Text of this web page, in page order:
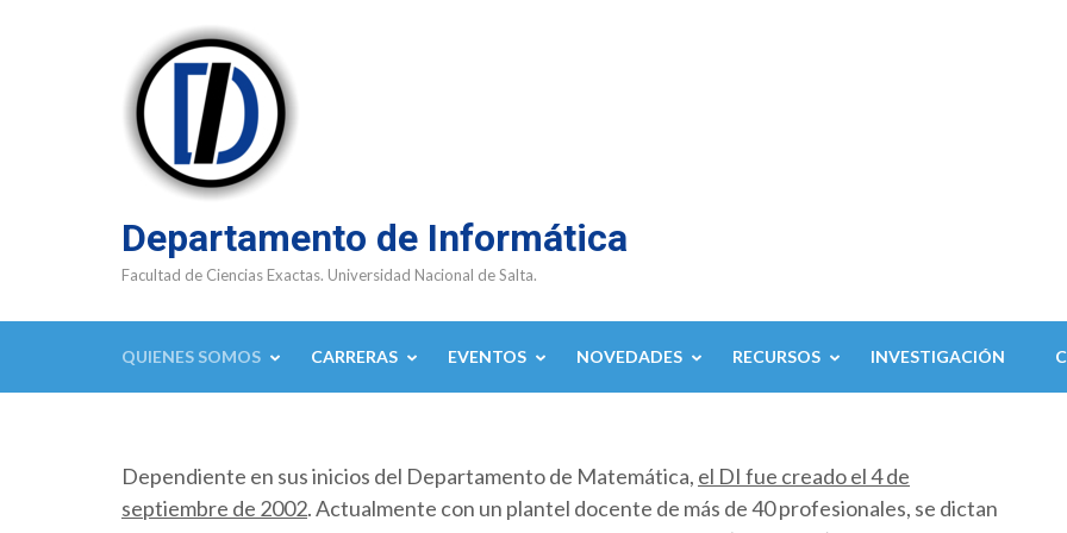
Departamento de Informática
Facultad de Ciencias Exactas. Universidad Nacional de Salta.
QUIENES SOMOS CARRERAS EVENTOS NOVEDADES RECURSOS INVESTIGACIÓN
Dependiente en sus inicios del Departamento de Matemática, el DI fue creado el 4 de
septiembre de 2002. Actualmente con un plantel docente de más de 40 profesionales, se dictan